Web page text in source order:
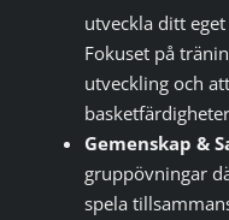
utveckla ditt
Fokuset på
utveckling och
Gemenskap &
gruppövningar
spela